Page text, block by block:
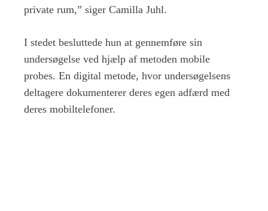
private rum,” siger Camilla Juhl.
I stedet besluttede hun at gennemføre sin
undersøgelse ved hjælp af metoden mobile
probes. En digital metode, hvor undersøgelsens
deltagere dokumenterer deres egen adfærd med
deres mobiltelefoner.